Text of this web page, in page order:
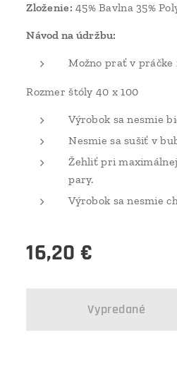
Zloženie: 45% Bavlna 35%
Návod na údržbu:
Možno prať v práčke
Rozmer štóly 40 x 100
Výrobok sa nesmie
Nesmie sa sušiť v
Žehliť pri maximálnej
pary.
Výrobok sa nesmie
16,20 €
Vypredané